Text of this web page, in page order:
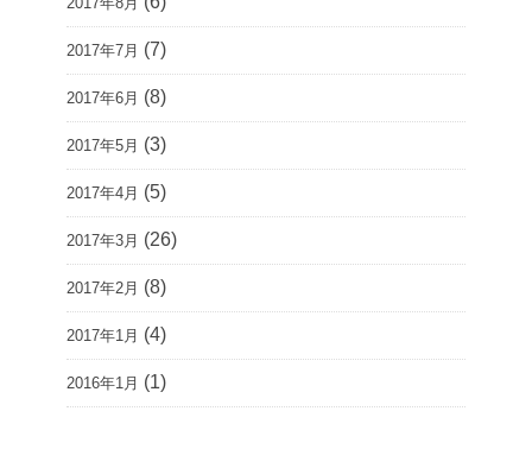
2017年7月 (7)
2017年6月 (8)
2017年5月 (3)
2017年4月 (5)
2017年3月 (26)
2017年2月 (8)
2017年1月 (4)
2016年1月 (1)